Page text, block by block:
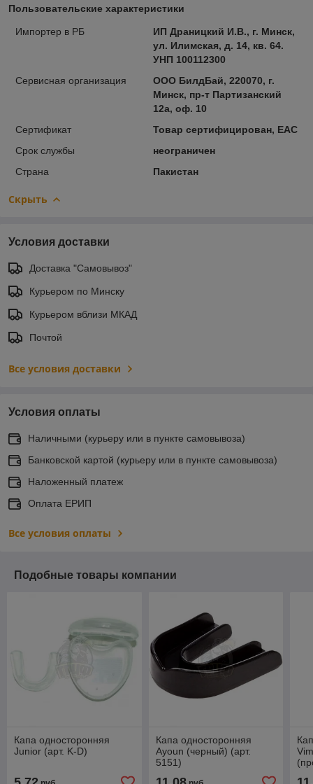
Пользовательские характеристики
Импортер в РБ
ИП Драницкий И.В., г. Минск,
ул. Илимская, д. 14, кв. 64.
УНП 100112300
Сервисная организация
ООО БилдБай, 220070, г.
Минск, пр-т Партизанский
12а, оф. 10
Сертификат
Товар сертифицирован, ЕАС
Срок службы
неограничен
Страна
Пакистан
Скрыть
Условия доставки
Доставка "Самовывоз"
Курьером по Минску
Курьером вблизи МКАД
Почтой
Все условия доставки
Условия оплаты
Наличными (курьеру или в пункте самовывоза)
Банковской картой (курьеру или в пункте самовывоза)
Наложенный платеж
Оплата ЕРИП
Все условия оплаты
Подобные товары компании
Капа односторонняя
Junior (арт. K-D)
Капа односторонняя
Ayoun (черный) (арт.
5151)